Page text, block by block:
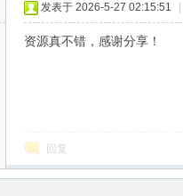
发表于 2026-5-27 02:15:51
资源真不错，感谢分享！
回复